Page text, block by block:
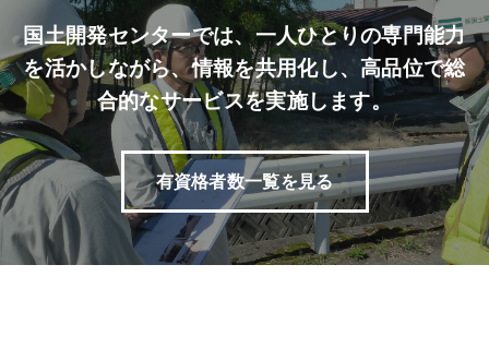
国土開発センターでは、一人ひとりの専門能力
を活かしながら、情報を共用化し、高品位で総
合的なサービスを実施します。
有資格者数一覧を見る